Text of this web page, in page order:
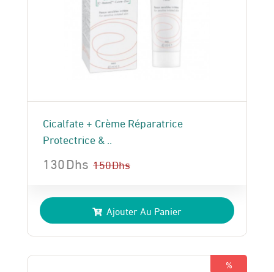
Cicalfate + Crème Réparatrice
Protectrice & ..
150Dhs
prix
initial
était :
150 Dhs.
130Dhs
prix
actuel
est :
130 Dhs.
Ajouter Au Panier
%